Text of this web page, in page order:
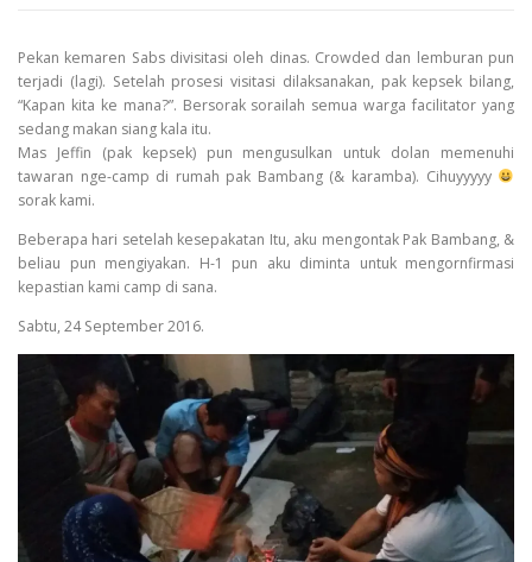
PPDB SD
Pekan kemaren Sabs divisitasi oleh dinas. Crowded dan lemburan pun
terjadi (lagi). Setelah prosesi visitasi dilaksanakan, pak kepsek bilang,
“Kapan kita ke mana?”. Bersorak sorailah semua warga facilitator yang
sedang makan siang kala itu.
Mas Jeffin (pak kepsek) pun mengusulkan untuk dolan memenuhi
tawaran nge-camp di rumah pak Bambang (& karamba). Cihuyyyyy
sorak kami.
Beberapa hari setelah kesepakatan Itu, aku mengontak Pak Bambang, &
beliau pun mengiyakan. H-1 pun aku diminta untuk mengornfirmasi
kepastian kami camp di sana.
Sabtu, 24 September 2016.